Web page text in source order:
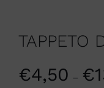
TAPPETO
€4,50 – €